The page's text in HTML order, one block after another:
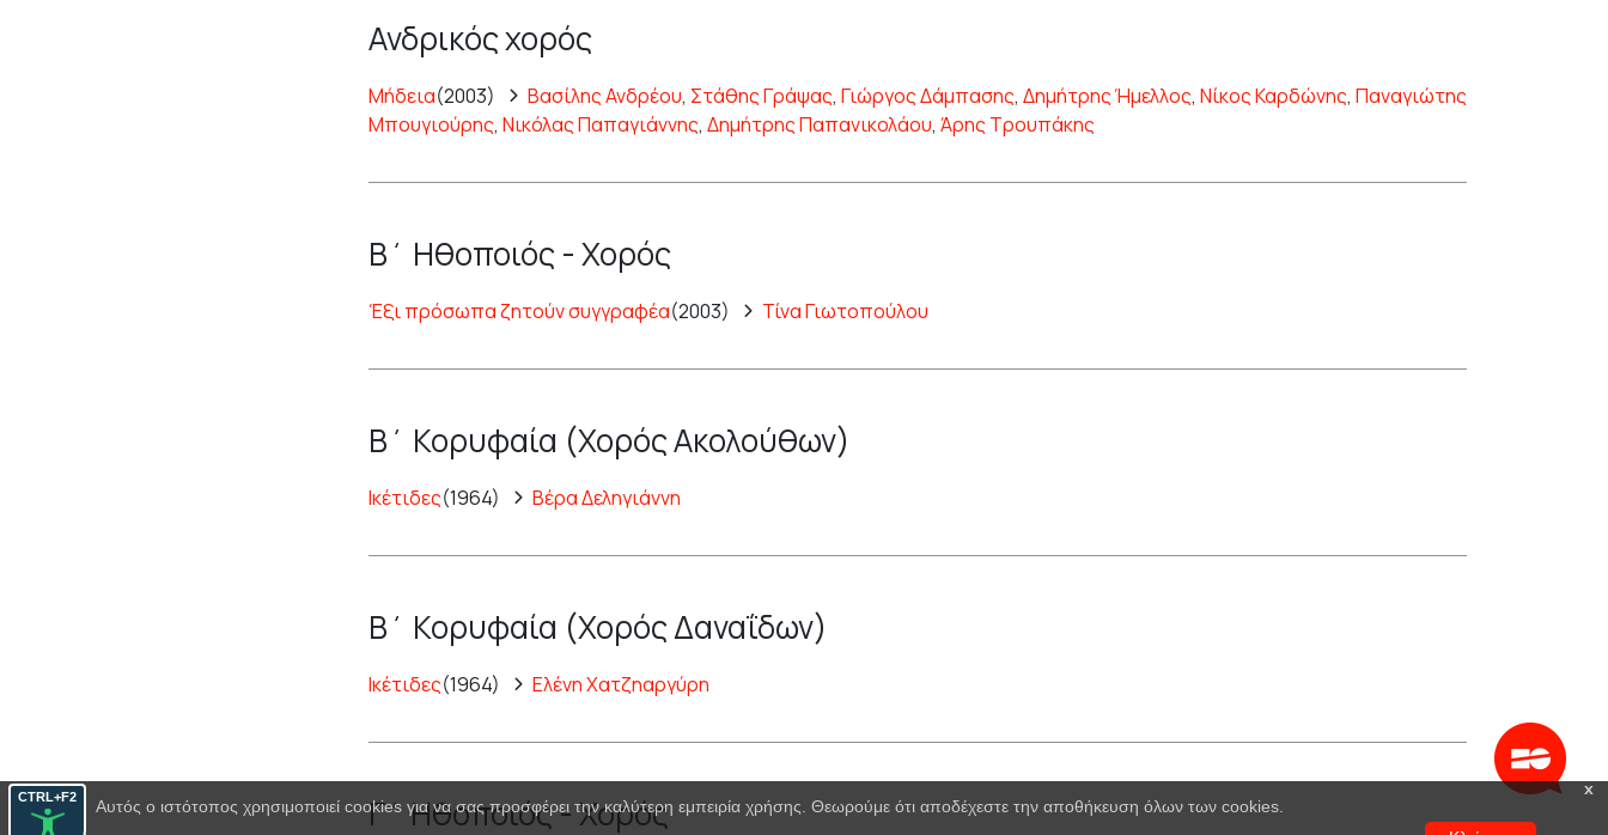
CTRL+F2
Ανδρικός χορός
Μήδεια(2003) Βασίλης Ανδρέου, Στάθης Γράψας, Γιώργος Δάμπασης, Δημήτρης Ήμελλος, Νίκος Καρδώνης, Παναγιώτης
Μπουγιούρης, Νικόλας Παπαγιάννης, Δημήτρης Παπανικολάου, Άρης Τρουπάκης
Β΄ Ηθοποιός - Χορός
Έξι πρόσωπα ζητούν συγγραφέα(2003) Τίνα Γιωτοπούλου
Β΄ Κορυφαία (Χορός Ακολούθων)
Ικέτιδες(1964) Βέρα Δεληγιάννη
Β΄ Κορυφαία (Χορός Δαναΐδων)
Ικέτιδες(1964) Ελένη Χατζηαργύρη
Γ΄ Ηθοποιός - Χορός
x
Αυτός ο ιστότοπος χρησιμοποιεί cookies για να σας προσφέρει την καλύτερη εμπειρία χρήσης. Θεωρούμε ότι αποδέχεστε την αποθήκευση όλων των cookies.